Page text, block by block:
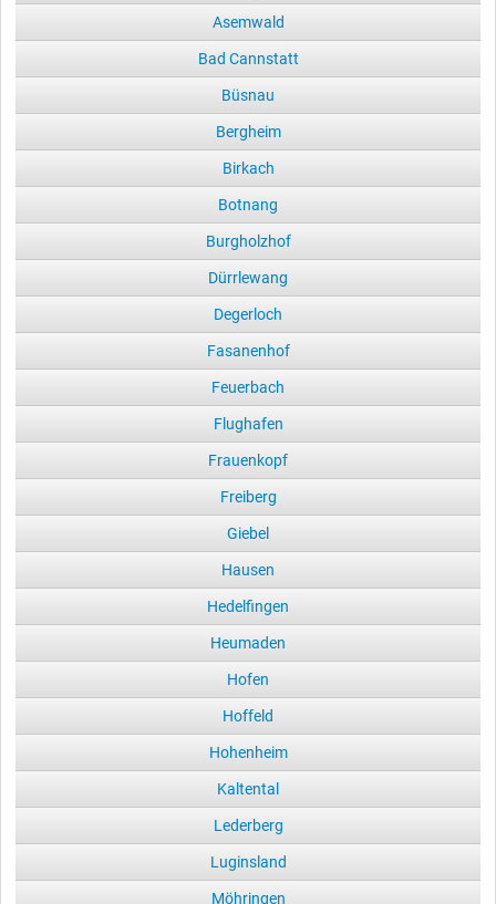
Asemwald
Bad Cannstatt
Büsnau
Bergheim
Birkach
Botnang
Burgholzhof
Dürrlewang
Degerloch
Fasanenhof
Feuerbach
Flughafen
Frauenkopf
Freiberg
Giebel
Hausen
Hedelfingen
Heumaden
Hofen
Hoffeld
Hohenheim
Kaltental
Lederberg
Luginsland
Möhringen